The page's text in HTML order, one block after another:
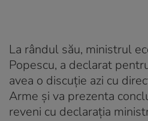
La rândul său, ministrul
Popescu, a declarat
avea o discuție azi cu
Arme și va prezenta
reveni cu declarația